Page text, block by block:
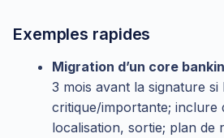
Exemples rapides
Migration d’un core
3 mois avant la signature
critique/importante; inclure
localisation, sortie; plan de